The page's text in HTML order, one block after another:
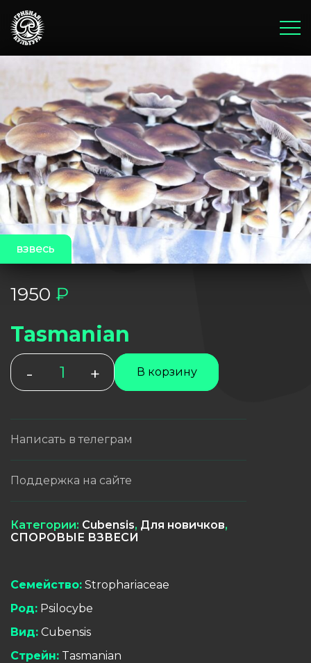
Главная
Корзина
Оплата и доставка
Бонусы и акции
Блог
взвесь
1950 ₽
Tasmanian
-
Количество
товара
Tasmanian
+ В корзину
Категории: Cubensis, Для новичков,
СПОРОВЫЕ ВЗВЕСИ
Написать в телеграм
Поддержка на сайте
Семейство: Strophariaceae
Род: Psilocybe
Вид: Cubensis
Стрейн: Tasmanian